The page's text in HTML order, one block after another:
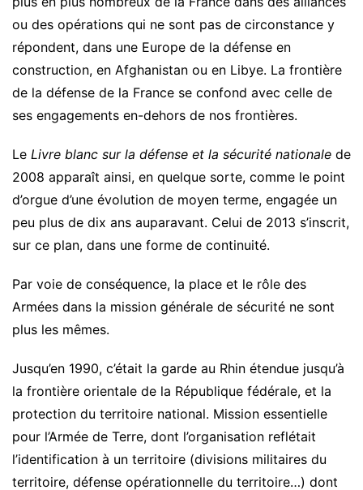
ou des opérations qui ne sont pas de circonstance y
répondent, dans une Europe de la défense en
construction, en Afghanistan ou en Libye. La frontière
de la défense de la France se confond avec celle de
ses engagements en-dehors de nos frontières.
Le Livre blanc sur la défense et la sécurité nationale de
2008 apparaît ainsi, en quelque sorte, comme le point
d’orgue d’une évolution de moyen terme, engagée un
peu plus de dix ans auparavant. Celui de 2013 s’inscrit,
sur ce plan, dans une forme de continuité.
Par voie de conséquence, la place et le rôle des
Armées dans la mission générale de sécurité ne sont
plus les mêmes.
Jusqu’en 1990, c’était la garde au Rhin étendue jusqu’à
la frontière orientale de la République fédérale, et la
protection du territoire national. Mission essentielle
pour l’Armée de Terre, dont l’organisation reflétait
l’identification à un territoire (divisions militaires du
territoire, défense opérationnelle du territoire…) dont